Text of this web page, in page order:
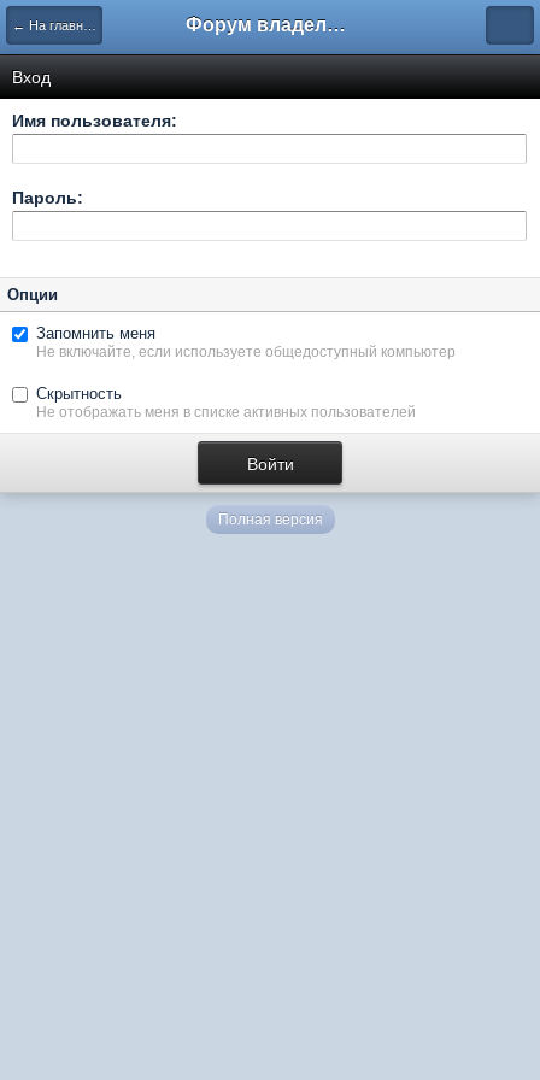
← На главную Форум владельцев интернет-магазинов
Вход
Имя пользователя:
Пароль:
Опции
Запомнить меня
Не включайте, если используете общедоступный компьютер
Скрытность
Не отображать меня в списке активных пользователей
Полная версия